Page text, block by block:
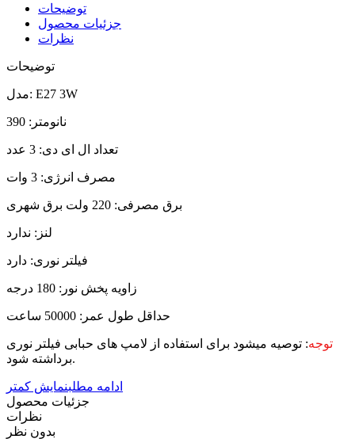
توضیحات
جزئیات محصول
نظرات
توضیحات
مدل: E27 3W
نانومتر: 390
تعداد ال ای دی: 3 عدد
مصرف انرژی: 3 وات
برق مصرفی: 220 ولت برق شهری
لنز: ندارد
فیلتر نوری: دارد
زاویه پخش نور: 180 درجه
حداقل طول عمر: 50000 ساعت
توجه: توصیه میشود برای استفاده از لامپ های حبابی فیلتر نوری
برداشته شود.
ادامه مطلبنمایش کمتر
جزئیات محصول
نظرات
بدون نظر